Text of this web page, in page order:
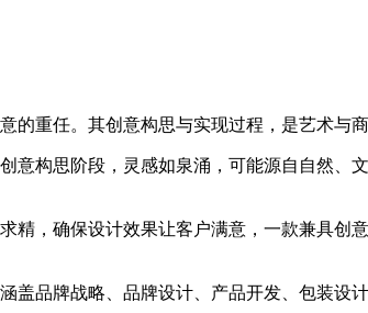
的重任。其创意构思与实现过程，是艺术与商
构思阶段，灵感如泉涌，可能源自自然、
，确保设计效果让客户满意，一款兼具创
品牌战略、品牌设计、产品开发、包装设